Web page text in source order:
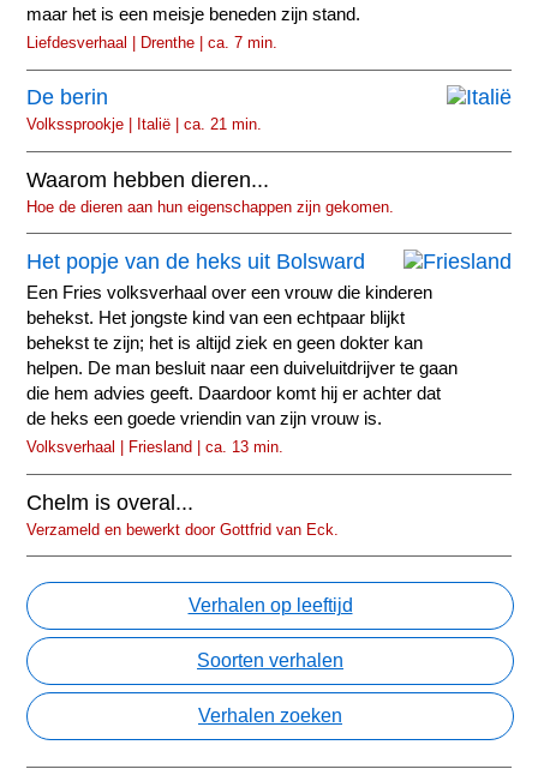
maar het is een meisje beneden zijn stand.
Liefdesverhaal | Drenthe | ca. 7 min.
De berin
Volkssprookje | Italië | ca. 21 min.
Waarom hebben dieren...
Hoe de dieren aan hun eigenschappen zijn gekomen.
Het popje van de heks uit Bolsward
Een Fries volksverhaal over een vrouw die kinderen
behekst. Het jongste kind van een echtpaar blijkt
behekst te zijn; het is altijd ziek en geen dokter kan
helpen. De man besluit naar een duiveluitdrijver te gaan
die hem advies geeft. Daardoor komt hij er achter dat
de heks een goede vriendin van zijn vrouw is.
Volksverhaal | Friesland | ca. 13 min.
Chelm is overal...
Verzameld en bewerkt door Gottfrid van Eck.
Verhalen op leeftijd
Soorten verhalen
Verhalen zoeken